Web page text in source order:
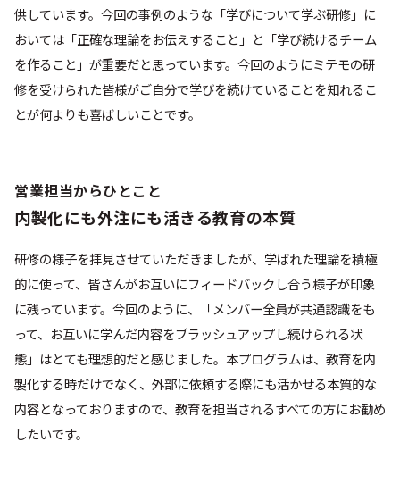
供しています。今回の事例のような「学びについて学ぶ研修」に
おいては「正確な理論をお伝えすること」と「学び続けるチーム
を作ること」が重要だと思っています。今回のようにミテモの研
修を受けられた皆様がご自分で学びを続けていることを知れるこ
とが何よりも喜ばしいことです。
営業担当からひとこと
内製化にも外注にも活きる教育の本質
研修の様子を拝見させていただきましたが、学ばれた理論を積極
的に使って、皆さんがお互いにフィードバックし合う様子が印象
に残っています。今回のように、「メンバー全員が共通認識をも
って、お互いに学んだ内容をブラッシュアップし続けられる状
態」はとても理想的だと感じました。本プログラムは、教育を内
製化する時だけでなく、外部に依頼する際にも活かせる本質的な
内容となっておりますので、教育を担当されるすべての方にお勧め
したいです。